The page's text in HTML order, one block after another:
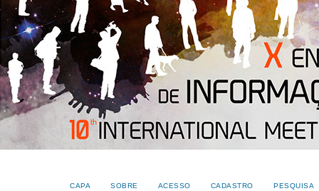
CAPA SOBRE ACESSO CADASTRO
PESQUISA